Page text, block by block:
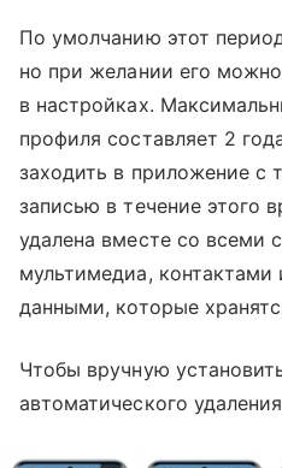
По умолчанию этот
но при желании его
в настройках.
профиля составляет 2
заходить в приложение с
записью в течение этого
удалена вместе со всеми
мультимедиа,
данными, которые
Чтобы вручную
автоматического